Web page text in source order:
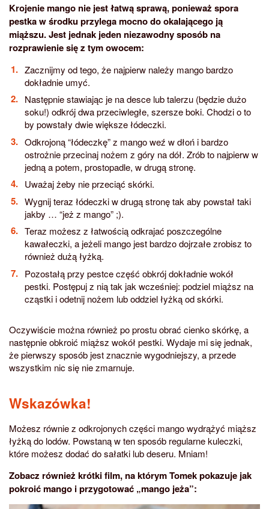
Krojenie mango nie jest łatwą sprawą, ponieważ spora
pestka w środku przylega mocno do okalającego ją
miąższu. Jest jednak jeden niezawodny sposób na
rozprawienie się z tym owocem:
Zacznijmy od tego, że najpierw należy mango bardzo
dokładnie umyć.
Następnie stawiając je na desce lub talerzu (będzie dużo
soku!) odkrój dwa przeciwległe, szersze boki. Chodzi o to
by powstały dwie większe łódeczki.
Odkrojoną “łódeczkę” z mango weź w dłoń i bardzo
ostrożnie przecinaj nożem z góry na dół. Zrób to najpierw w
jedną a potem, prostopadle, w drugą stronę.
Uważaj żeby nie przeciąć skórki.
Wygnij teraz łódeczki w drugą stronę tak aby powstał taki
jakby … “jeż z mango” ;).
Teraz możesz z łatwością odkrajać poszczególne
kawałeczki, a jeżeli mango jest bardzo dojrzałe zrobisz to
również dużą łyżką.
Pozostałą przy pestce część obkrój dokładnie wokół
pestki. Postępuj z nią tak jak wcześniej: podziel miąższ na
cząstki i odetnij nożem lub oddziel łyżką od skórki.
Oczywiście można również po prostu obrać cienko skórkę, a
następnie obkroić miąższ wokół pestki. Wydaje mi się jednak,
że pierwszy sposób jest znacznie wygodniejszy, a przede
wszystkim nic się nie zmarnuje.
Wskazówka!
Możesz równie z odkrojonych części mango wydrążyć miąższ
łyżką do lodów. Powstaną w ten sposób regularne kuleczki,
które możesz dodać do sałatki lub deseru. Mniam!
Zobacz również krótki film, na którym Tomek pokazuje jak
pokroić mango i przygotować „mango jeża”: